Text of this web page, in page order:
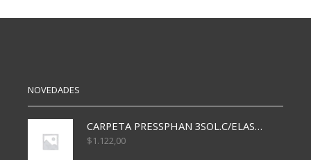
PCS
20X30
NOVEDADES
CARPETA PRESSPHAN 3SOL.C/ELAST MARRON A4 P01A
$1.122,00